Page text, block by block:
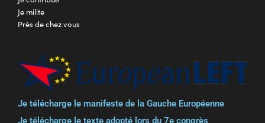
Je milite
Près de chez vous
Je télécharge le manifeste de la Gauche Européenne
Je télécharge le texte adopté lors du 7e congrès